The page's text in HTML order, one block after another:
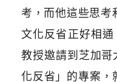
考，而他這些思考
文化反省正好相
教授邀請到芝加
化反省」的專案，